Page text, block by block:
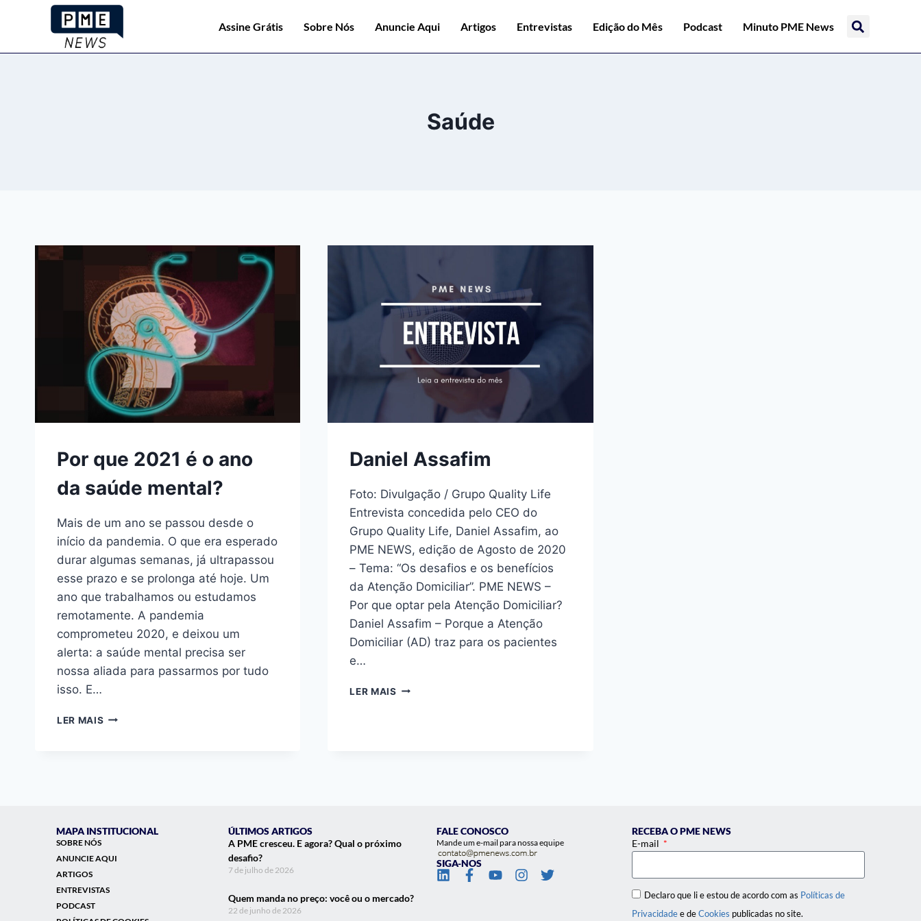
Assine Grátis Sobre Nós Anuncie Aqui Artigos Entrevistas Edição do Mês Podcast Minuto PME News
Saúde
Por que 2021 é o ano
da saúde mental?
Mais de um ano se passou desde o
início da pandemia. O que era esperado
durar algumas semanas, já ultrapassou
esse prazo e se prolonga até hoje. Um
ano que trabalhamos ou estudamos
remotamente. A pandemia
comprometeu 2020, e deixou um
alerta: a saúde mental precisa ser
nossa aliada para passarmos por tudo
isso. E…
LER MAIS
Daniel Assafim
Foto: Divulgação / Grupo Quality Life
Entrevista concedida pelo CEO do
Grupo Quality Life, Daniel Assafim, ao
PME NEWS, edição de Agosto de 2020
– Tema: “Os desafios e os benefícios
da Atenção Domiciliar”. PME NEWS –
Por que optar pela Atenção Domiciliar?
Daniel Assafim – Porque a Atenção
Domiciliar (AD) traz para os pacientes
e…
LER MAIS
MAPA INSTITUCIONAL
SOBRE NÓS
ANUNCIE AQUI
ARTIGOS
ENTREVISTAS
PODCAST
ÚLTIMOS ARTIGOS
A PME cresceu. E agora? Qual o próximo
desafio?
7 de julho de 2026
Quem manda no preço: você ou o mercado?
22 de junho de 2026
FALE CONOSCO
Mande um e-mail para nossa equipe
SIGA-NOS
RECEBA O PME NEWS
E-mail
Declaro que li e estou de acordo com as Políticas de
Privacidadee deCookies publicadas no site.